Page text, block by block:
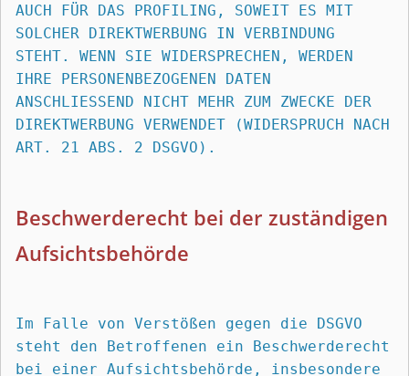
AUCH FÜR DAS PROFILING, SOWEIT ES MIT
SOLCHER DIREKTWERBUNG IN VERBINDUNG
STEHT. WENN SIE WIDERSPRECHEN, WERDEN
IHRE PERSONENBEZOGENEN DATEN
ANSCHLIESSEND NICHT MEHR ZUM ZWECKE DER
DIREKTWERBUNG VERWENDET (WIDERSPRUCH NACH
ART. 21 ABS. 2 DSGVO).
Beschwerde­recht bei der zuständigen
Aufsichts­behörde
Im Falle von Verstößen gegen die DSGVO
steht den Betroffenen ein Beschwerderecht
bei einer Aufsichtsbehörde, insbesondere